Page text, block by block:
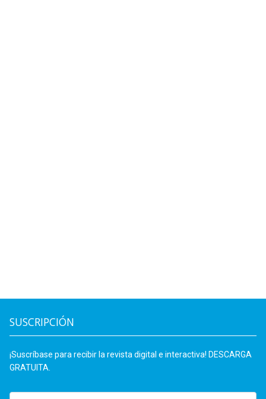
SUSCRIPCIÓN
¡Suscríbase para recibir la revista digital e interactiva! DESCARGA
GRATUITA.